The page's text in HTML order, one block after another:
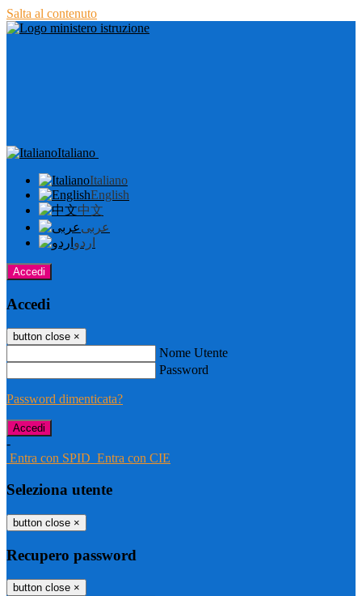
Salta al contenuto
Italiano
Italiano
English
中文
عربى
اردو
Accedi
Accedi
button close ×
Nome Utente
Password
Password dimenticata?
-
Entra con SPID Entra con CIE
Seleziona utente
button close ×
Recupero password
button close ×